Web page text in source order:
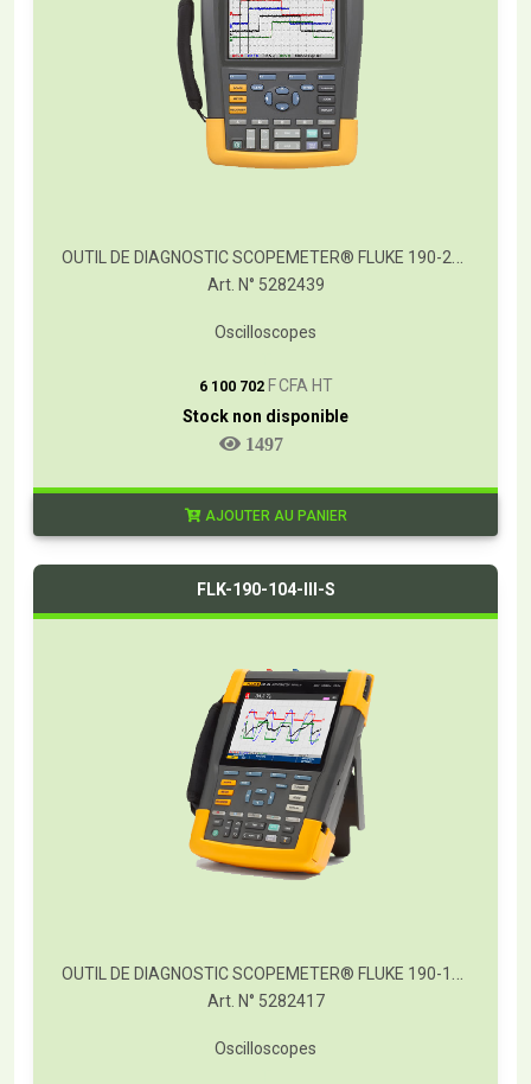
OUTIL DE DIAGNOSTIC SCOPEMETER® FLUKE 190-202/S
Art. N° 5282439
Oscilloscopes
6 100 702 F CFA HT
Stock non disponible
1497
AJOUTER AU PANIER
FLK-190-104-III-S
OUTIL DE DIAGNOSTIC SCOPEMETER® FLUKE 190-104/S
Art. N° 5282417
Oscilloscopes